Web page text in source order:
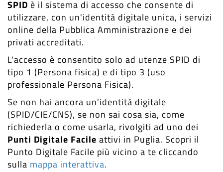
SPID è il sistema di accesso che consente di
utilizzare, con un'identità digitale unica, i servizi
online della Pubblica Amministrazione e dei
privati accreditati.
L'accesso è consentito solo ad utenze SPID di
tipo 1 (Persona fisica) e di tipo 3 (uso
professionale Persona Fisica).
Se non hai ancora un'identità digitale
(SPID/CIE/CNS), se non sai cosa sia, come
richiederla o come usarla, rivolgiti ad uno dei
Punti Digitale Facile attivi in Puglia. Scopri il
Punto Digitale Facile più vicino a te cliccando
sulla mappa interattiva.